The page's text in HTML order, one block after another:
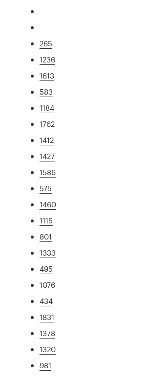
265
1236
1613
583
1184
1762
1412
1427
1586
575
1460
1115
801
1333
495
1076
434
1831
1378
1320
981